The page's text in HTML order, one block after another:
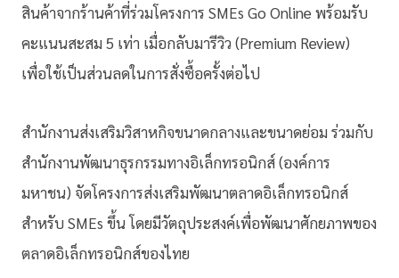
สินค้าจากร้านค้าที่ร่วมโครงการ SMEs Go Online พร้อมรับ
คะแนนสะสม 5 เท่า เมื่อกลับมารีวิว (Premium Review)
เพื่อใช้เป็นส่วนลดในการสั่งซื้อครั้งต่อไป
สำนักงานส่งเสริมวิสาหกิจขนาดกลางและขนาดย่อม ร่วมกับ
สำนักงานพัฒนาธุรกรรมทางอิเล็กทรอนิกส์ (องค์การ
มหาชน) จัดโครงการส่งเสริมพัฒนาตลาดอิเล็กทรอนิกส์
สำหรับ SMEs ขึ้น โดยมีวัตถุประสงค์เพื่อพัฒนาศักยภาพของ
ตลาดอิเล็กทรอนิกส์ของไทย